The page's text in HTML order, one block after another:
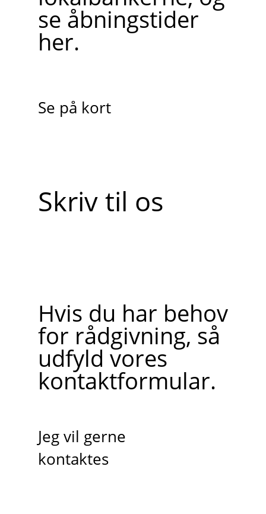
se åbningstider
her.
Se på kort
Skriv til os
Hvis du har behov
for rådgivning, så
udfyld vores
kontaktformular.
Jeg vil gerne
kontaktes